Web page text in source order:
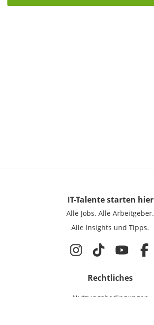
IT-Talentestarten hier
Alle Jobs. Alle Arbeitgeber.
Alle Insights und Tipps.
Rechtliches
Nutzungsbedingungen